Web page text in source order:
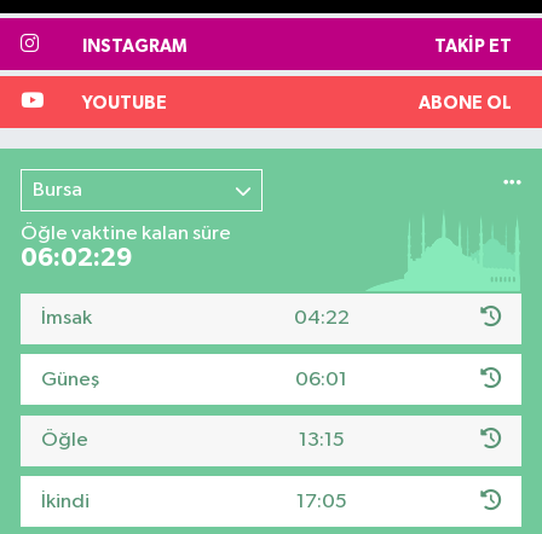
INSTAGRAM TAKIP ET
YOUTUBE ABONE OL
Bursa
Öğle vaktine kalan süre
06:02:28
İmsak 04:22
Güneş 06:01
Öğle 13:15
İkindi 17:05